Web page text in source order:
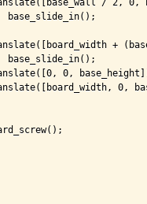
/ 2, 0,
base_slide_in();
+
base_slide_in();
0,
0,